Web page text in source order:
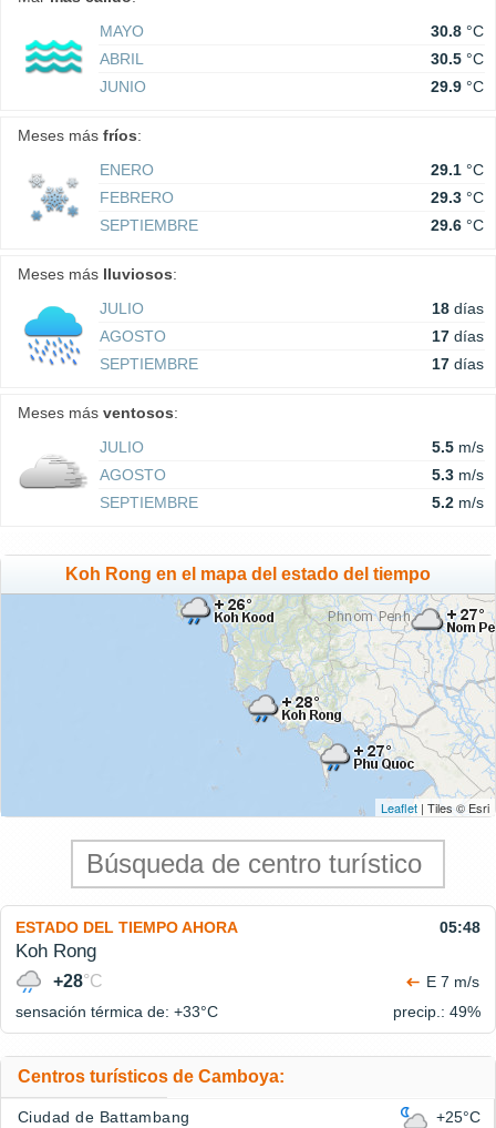
MAYO
30.8 °C
ABRIL
30.5 °C
JUNIO
29.9 °C
Meses más fríos:
ENERO
29.1 °C
FEBRERO
29.3 °C
SEPTIEMBRE
29.6 °C
Meses más lluviosos:
JULIO
18 días
AGOSTO
17 días
SEPTIEMBRE
17 días
Meses más ventosos:
JULIO
5.5 m/s
AGOSTO
5.3 m/s
SEPTIEMBRE
5.2 m/s
Koh Rong en el mapa del estado del tiempo
Leaflet | Tiles © Esri
ESTADO DEL TIEMPO AHORA 05:48
Koh Rong
+28°C
E 7 m/s
sensación térmica de: +33°C precip.: 49%
Centros turísticos de Camboya:
Ciudad de Battambang +25°C